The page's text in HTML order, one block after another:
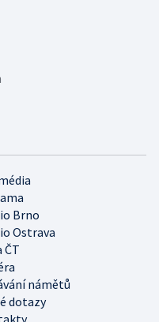
Brno
Ostrava
ČT
námětů
dotazy